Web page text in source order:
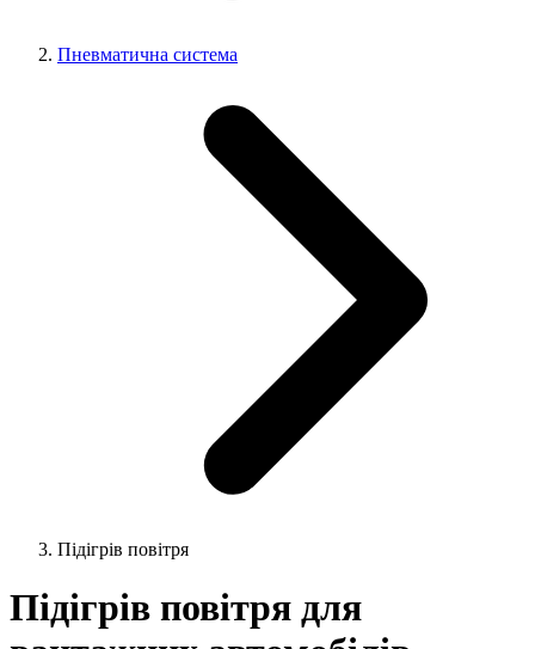
Пневматична система
Підігрів повітря
Підігрів повітря для